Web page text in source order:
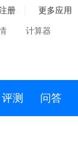
册 更多应用
计算器
评测 问答